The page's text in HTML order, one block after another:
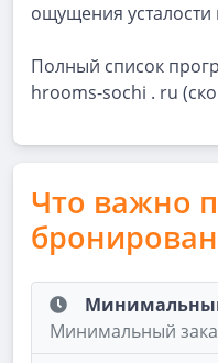
ощущения
Полный список
hrooms-sochi . ru
Что важно
Минимальный